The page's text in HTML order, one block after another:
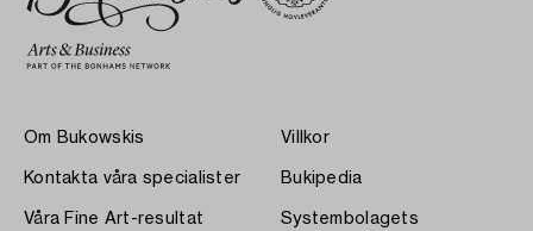
Om Bukowskis
Kontakta våra specialister
Våra Fine Art-resultat
Villkor
Bukipedia
Systembolagets